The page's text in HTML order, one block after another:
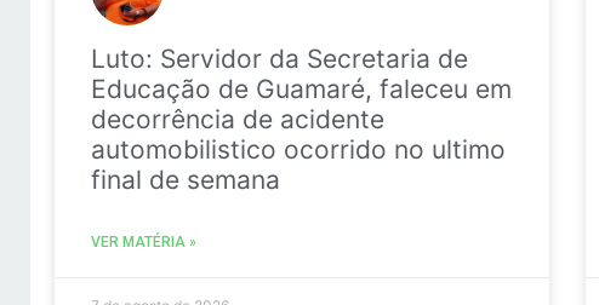
Luto: Servidor da Secretaria de
Educação de Guamaré, faleceu em
decorrência de acidente
automobilistico ocorrido no ultimo
final de semana
VER MATÉRIA »